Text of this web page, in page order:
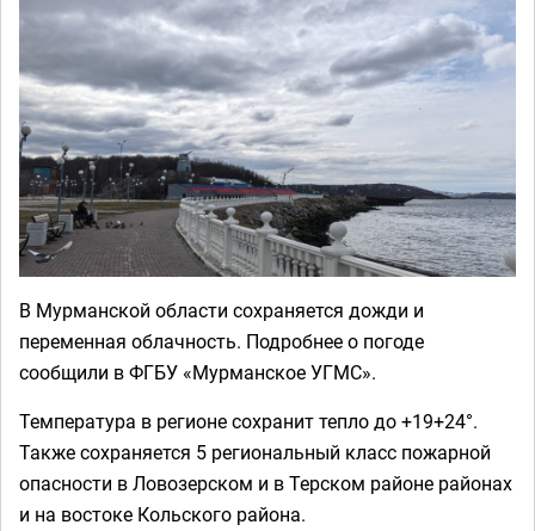
В Мурманской области сохраняется дожди и
переменная облачность. Подробнее о погоде
сообщили в ФГБУ «Мурманское УГМС».
Температура в регионе сохранит тепло до +19+24°.
Также сохраняется 5 региональный класс пожарной
опасности в Ловозерском и в Терском районе районах
и на востоке Кольского района.